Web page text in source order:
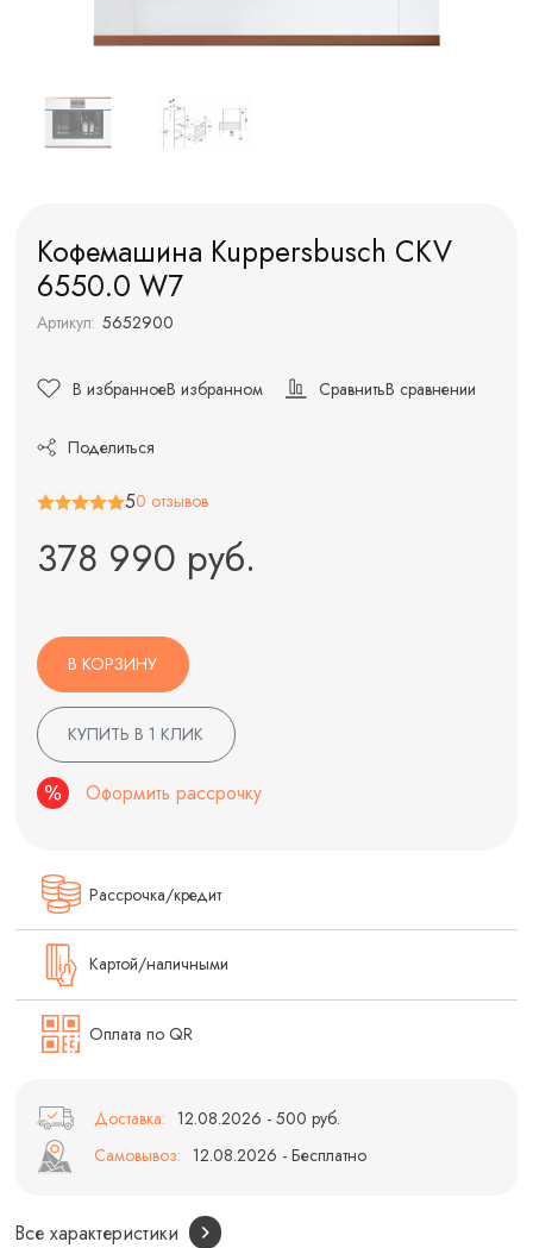
Кофемашина Kuppersbusch CKV
6550.0 W7
Артикул: 5652900
В избранноеВ избранном СравнитьВ сравнении
Поделиться
50 отзывов
378 990 руб.
В КОРЗИНУ
КУПИТЬ В 1 КЛИК
Оформить рассрочку
Рассрочка/кредит
Картой/наличными
Оплата по QR
Доставка: 12.08.2026 - 500 руб.
Самовывоз: 12.08.2026 - Бесплатно
Все характеристики